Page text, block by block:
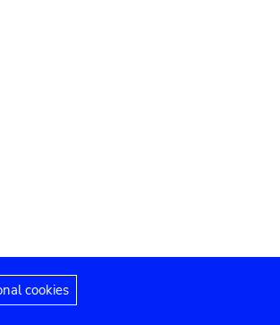
zur Barrierefreiheit
cookies